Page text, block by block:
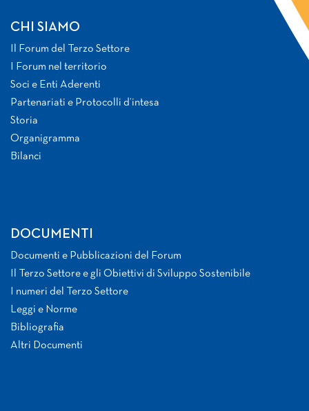
CHI SIAMO
Il Forum del Terzo Settore
I Forum nel territorio
Soci e Enti Aderenti
Partenariati e Protocolli d’intesa
Storia
Organigramma
Bilanci
DOCUMENTI
Documenti e Pubblicazioni del Forum
Il Terzo Settore e gli Obiettivi di Sviluppo Sostenibile
I numeri del Terzo Settore
Leggi e Norme
Bibliografia
Altri Documenti